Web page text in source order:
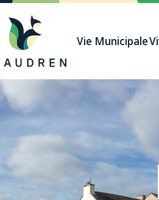
Vie Municipale